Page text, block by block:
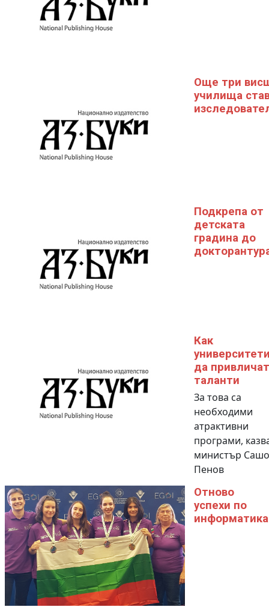
Още три
училища
Подкрепа от
детската
градина до
Как
да привличат
таланти
За това са
необходими
атрактивни
програми,
министър Сашо
Пенов
Отново
успехи по
информатика